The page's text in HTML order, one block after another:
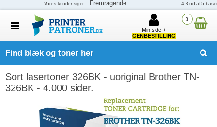
0
Min side +
GENBESTILLING
Find blæk og toner her
Sort lasertoner 326BK - uoriginal Brother TN-
326BK - 4.000 sider.